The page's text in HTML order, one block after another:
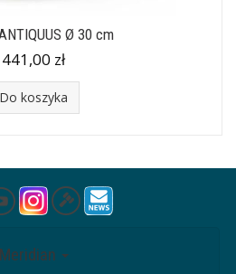
Ø 30 cm
441,00 zł
Do koszyka
Meridian